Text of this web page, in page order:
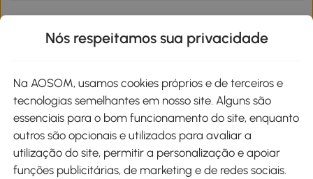
Métodos de pagamento
Nós respeitamos sua privacidade
Na AOSOM, usamos cookies próprios e de terceiros e
tecnologias semelhantes em nosso site. Alguns são
essenciais para o bom funcionamento do site, enquanto
outros são opcionais e utilizados para avaliar a
utilização do site, permitir a personalização e apoiar
funções publicitárias, de marketing e de redes sociais.